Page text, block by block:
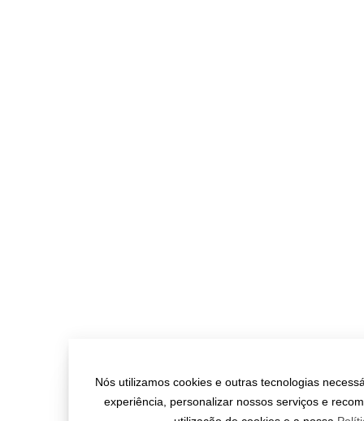
Nós utilizamos cookies e outras tecnologias
experiência, personalizar nossos serviços e